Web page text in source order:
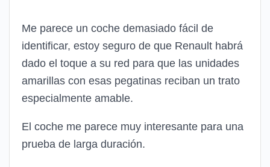
Me parece un coche demasiado fácil de
identificar, estoy seguro de que Renault habrá
dado el toque a su red para que las unidades
amarillas con esas pegatinas reciban un trato
especialmente amable.
El coche me parece muy interesante para una
prueba de larga duración.